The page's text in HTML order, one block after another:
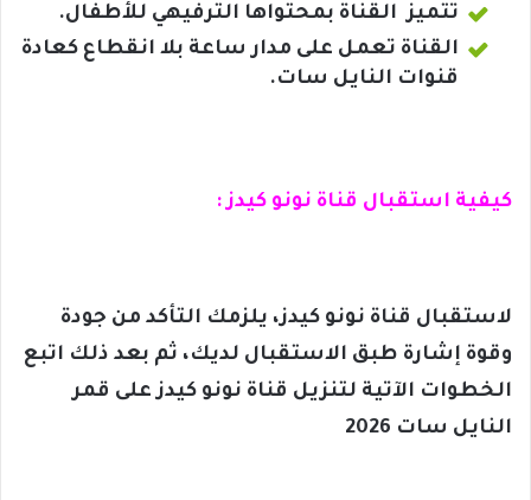
تتميز القناة بمحتواها الترفيهي للأطفال.
القناة تعمل على مدار ساعة بلا انقطاع كعادة
قنوات النايل سات.
كيفية استقبال قناة نونو كيدز :
لاستقبال قناة نونو كيدز، يلزمك التأكد من جودة
وقوة إشارة طبق الاستقبال لديك، ثم بعد ذلك اتبع
الخطوات الآتية لتنزيل قناة نونو كيدز على قمر
النايل سات 2026